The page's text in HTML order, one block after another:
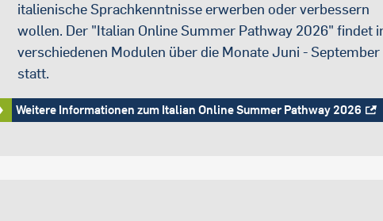
italienische Sprachkenntnisse erwerben oder verbessern
wollen. Der "Italian Online Summer Pathway 2026" findet
verschiedenen Modulen über die Monate Juni - September
statt.
Weitere Informationen zum Italian Online Summer Pathway 2026